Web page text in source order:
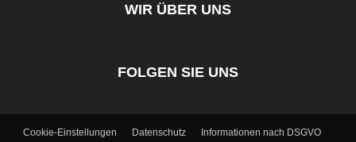
WIR ÜBER UNS
FOLGEN SIE UNS
Cookie-Einstellungen Datenschutz Informationen nach DSGVO